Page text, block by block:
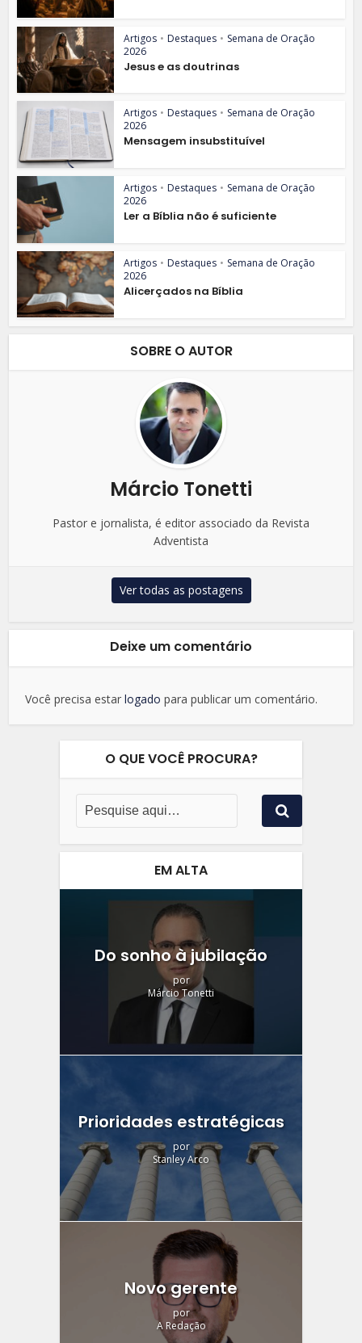
Artigos • Destaques • Semana de Oração
2026
Jesus e as doutrinas
Artigos • Destaques • Semana de Oração
2026
Mensagem insubstituível
Artigos • Destaques • Semana de Oração
2026
Ler a Bíblia não é suficiente
Artigos • Destaques • Semana de Oração
2026
Alicerçados na Bíblia
SOBRE O AUTOR
Márcio Tonetti
Pastor e jornalista, é editor associado da Revista
Adventista
Ver todas as postagens
Deixe um comentário
Você precisa estarlogado para publicar um comentário.
O QUE VOCÊ PROCURA?
EM ALTA
Do sonho à jubilação
por
Márcio Tonetti
Prioridades estratégicas
por
Stanley Arco
Novo gerente
por
A Redação